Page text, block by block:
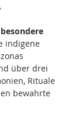
indigene
über drei
Rituale
bewahrte